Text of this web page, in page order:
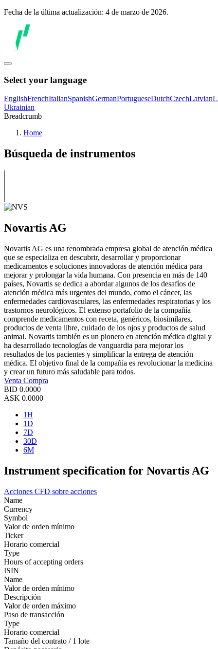
Fecha de la última actualización: 4 de marzo de 2026.
Select your language
EnglishFrenchItalianSpanishGermanPortugueseDutchCzechLatvian
Ukrainian
Breadcrumb
Home
Búsqueda de instrumentos
Novartis AG
Novartis AG es una renombrada empresa global de atención médica
que se especializa en descubrir, desarrollar y proporcionar
medicamentos e soluciones innovadoras de atención médica para
mejorar y prolongar la vida humana. Con presencia en más de 140
países, Novartis se dedica a abordar algunos de los desafíos de
atención médica más urgentes del mundo, como el cáncer, las
enfermedades cardiovasculares, las enfermedades respiratorias y los
trastornos neurológicos. El extenso portafolio de la compañía
comprende medicamentos con receta, genéricos, biosimilares,
productos de venta libre, cuidado de los ojos y productos de salud
animal. Novartis también es un pionero en atención médica digital y
ha desarrollado tecnologías de vanguardia para mejorar los
resultados de los pacientes y simplificar la entrega de atención
médica. El objetivo final de la compañía es revolucionar la medicina
y crear un futuro más saludable para todos.
Venta Compra
BID 0.0000
ASK 0.0000
1H
1D
7D
30D
6M
Instrument specification for Novartis AG
Acciones CFD sobre acciones
Name
Currency
Symbol
Valor de orden mínimo
Ticker
Horario comercial
Type
Hours of accepting orders
ISIN
Name
Valor de orden mínimo
Descripción
Valor de orden máximo
Paso de transacción
Type
Horario comercial
Tamaño del contrato / 1 lote